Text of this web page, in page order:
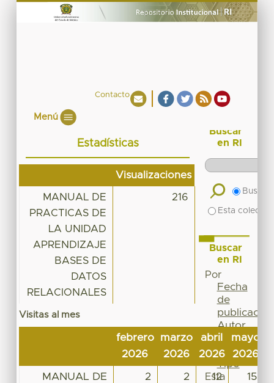
Contacto
Menú
Estadísticas
Visualizaciones
MANUAL DE
PRACTICAS DE
LA UNIDAD
APRENDIZAJE
BASES DE
DATOS
RELACIONALES
216
Visitas al mes
febrero
2026
marzo
2026
abril
2026
mayo
2026
MANUAL DE
2 2 12 15
Buscar
en RI
Buscar
Esta
Buscar
en RI
Por
Fecha
de
publicación
Autor
Título
Materia
Tipo
Esta